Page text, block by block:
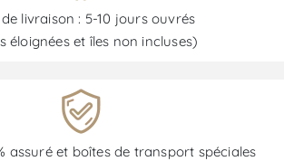
livraison : 5-10 jours ouvrés
éloignées et îles non incluses)
assuré et boîtes de transport spéciales